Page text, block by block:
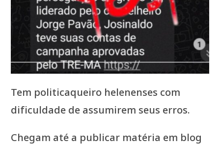
Tem politicaqueiro helenenses com
dificuldade de assumirem seus erros.
Chegam até a publicar matéria em blog